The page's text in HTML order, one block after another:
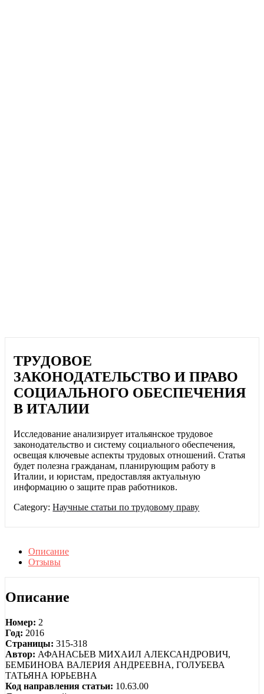
ТРУДОВОЕ
ЗАКОНОДАТЕЛЬСТВО И ПРАВО
СОЦИАЛЬНОГО ОБЕСПЕЧЕНИЯ
В ИТАЛИИ
Исследование анализирует итальянское трудовое
законодательство и систему социального обеспечения,
освещая ключевые аспекты трудовых отношений. Статья
будет полезна гражданам, планирующим работу в
Италии, и юристам, предоставляя актуальную
информацию о защите прав работников.
Category:Научные статьи по трудовому праву
Описание
Отзывы
Описание
Номер: 2
Год: 2016
Страницы: 315-318
Автор: АФАНАСЬЕВ МИХАИЛ АЛЕКСАНДРОВИЧ,
БЕМБИНОВА ВАЛЕРИЯ АНДРЕЕВНА, ГОЛУБЕВА
ТАТЬЯНА ЮРЬЕВНА
Код направления статьи: 10.63.00